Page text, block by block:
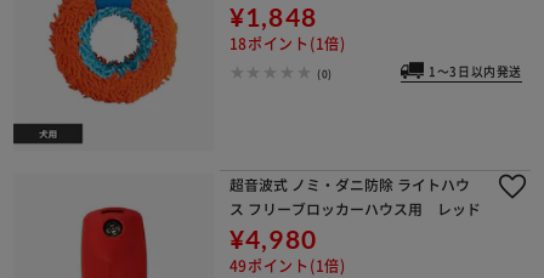
¥1,848
18ポイント(1倍)
(0) 1～3日以内発送
超音波式 ノミ・ダニ防除 ライトハウ
ス フリーブロッカーハウス用 レッド
¥4,980
49ポイント(1倍)